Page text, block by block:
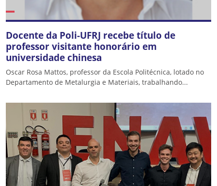
Docente da Poli-UFRJ recebe título de
professor visitante honorário em
universidade chinesa
Oscar Rosa Mattos, professor da Escola Politécnica, lotado no
Departamento de Metalurgia e Materiais, trabalhando...